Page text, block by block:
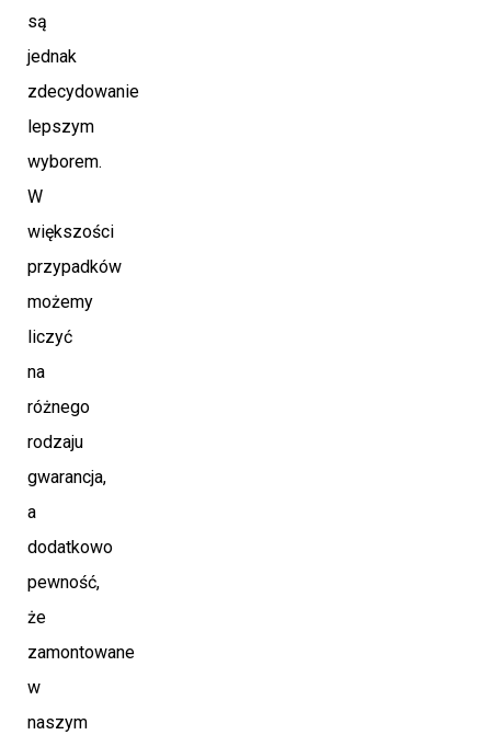
są
jednak
zdecydowanie
lepszym
wyborem.
W
większości
przypadków
możemy
liczyć
na
różnego
rodzaju
gwarancja,
a
dodatkowo
pewność,
że
zamontowane
w
naszym